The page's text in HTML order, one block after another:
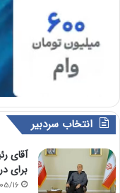
انتخاب سردبیر
آقای
برای
16